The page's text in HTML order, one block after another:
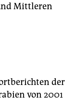
Mittleren
der
von 2001